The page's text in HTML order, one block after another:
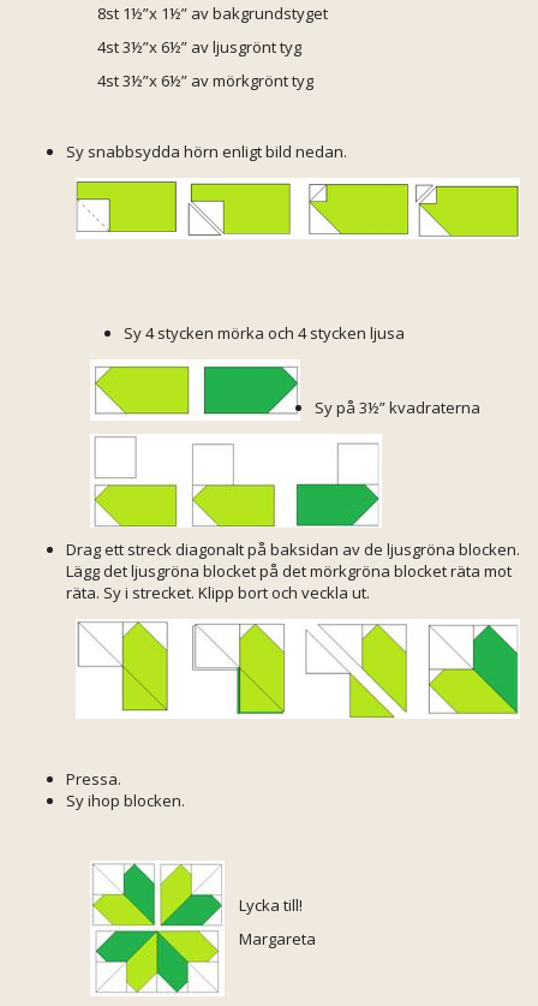
8st 1½”x 1½” av bakgrundstyget
4st 3½”x 6½” av ljusgrönt tyg
4st 3½”x 6½” av mörkgrönt tyg
Sy snabbsydda hörn enligt bild nedan.
Sy 4 stycken mörka och 4 stycken ljusa
Sy på 3½” kvadraterna
Drag ett streck diagonalt på baksidan av de ljusgröna blocken.
Lägg det ljusgröna blocket på det mörkgröna blocket räta mot
räta. Sy i strecket. Klipp bort och veckla ut.
Pressa.
Sy ihop blocken.
Lycka till!
Margareta